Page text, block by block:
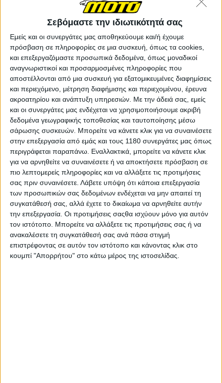
Σεβόμαστε την ιδιωτικότητά σας
Εμείς και οι συνεργάτες μας αποθηκεύουμε και/ή έχουμε
πρόσβαση σε πληροφορίες σε μια συσκευή, όπως τα cookies,
και επεξεργαζόμαστε προσωπικά δεδομένα, όπως μοναδικοί
αναγνωριστικοί και προσαρμοσμένες πληροφορίες που
αποστέλλονται από μια συσκευή για εξατομικευμένες διαφημίσεις
και περιεχόμενο, μέτρηση διαφήμισης και περιεχομένου, έρευνα
ακροατηρίου και ανάπτυξη υπηρεσιών. Με την άδειά σας, εμείς
και οι συνεργάτες μας ενδέχεται να χρησιμοποιήσουμε ακριβή
δεδομένα γεωγραφικής τοποθεσίας και ταυτοποίησης μέσω
σάρωσης συσκευών. Μπορείτε να κάνετε κλικ για να συναινέσετε
στην επεξεργασία από εμάς και τους 1180 συνεργάτες μας όπως
περιγράφεται παραπάνω. Εναλλακτικά, μπορείτε να κάνετε κλικ
για να αρνηθείτε να συναινέσετε ή να αποκτήσετε πρόσβαση σε
πιο λεπτομερείς πληροφορίες και να αλλάξετε τις προτιμήσεις
σας πριν συναινέσετε. Λάβετε υπόψη ότι κάποια επεξεργασία
των προσωπικών σας δεδομένων ενδέχεται να μην απαιτεί τη
συγκατάθεσή σας, αλλά έχετε το δικαίωμα να αρνηθείτε αυτήν
την επεξεργασία. Οι προτιμήσεις σαςθα ισχύουν μόνο για αυτόν
τον ιστότοπο. Μπορείτε να αλλάξετε τις προτιμήσεις σας ή να
ανακαλέσετε τη συγκατάθεσή σας ανά πάσα στιγμή
επιστρέφοντας σε αυτόν τον ιστότοπο και κάνοντας κλικ στο
κουμπί "Απορρήτου" στο κάτω μέρος της ιστοσελίδας.
Επικαιρότητα 26/4/2025
Horwin Senmenti 0 - Το μοναδικό πρωτότυπο στην
Ευρώπη στο Moto Show 2025!
Με εντυπωσιακές προδιαγραφές αναφορικά με τις επιδόσεις
του και προηγμένα συστήματα ARAS -ραντάρ εμπρός και πίσω
παρακαλώ- το πρωτότυπο Horwin Senmenti 0 βρίσκεται στο
φετινό Moto Show 2025 και κλέβει...
Επικαιρότητα
Horwin SK3 Plus - Διαθέσιμο και στην ελληνική
αγορά
Το Horwin SK3 Plus είναι πλέον διαθέσιμο και στη χώρα μας
από τον Όμιλο Επιχειρήσεων Σαρακάκη με αυτ...
Επικαιρότητα
Horwin Senmenti 0 - Κέρδισε βραβείο Red Dot... πριν
καν βγει στην παραγωγή
To Senmenti 0 παρουσιάστηκε στην EICMA το 2023
εντυπωσιάζοντας με τα τεχνικά χαρακτηριστικά και τις ...